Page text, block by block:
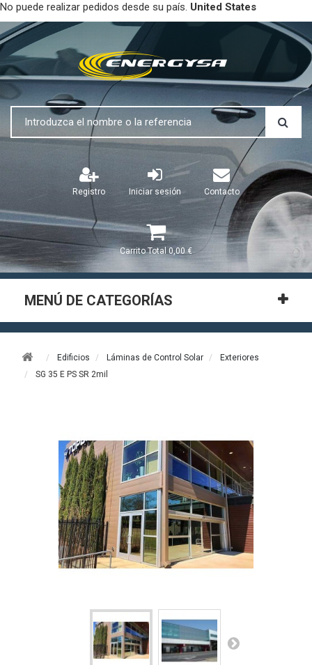
No puede realizar pedidos desde su país. United States
Registro Iniciar sesión Contacto
CarritoTotal 0,00 €
MENÚ DE CATEGORÍAS
Edificios Láminas de Control Solar
Exteriores
SG 35 E PS SR 2mil